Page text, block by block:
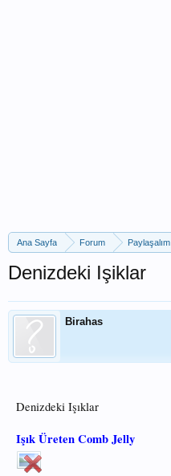
Ana Sayfa Forum Paylaşalım
Denizdeki Işiklar
Birahas
Denizdeki Işıklar
Işık Üreten Comb Jelly